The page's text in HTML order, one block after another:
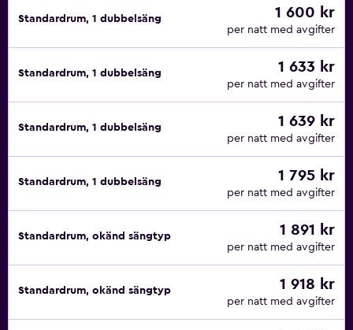
Standardrum, 1 dubbelsäng 1 600 kr
per natt med avgifter
Standardrum, 1 dubbelsäng 1 633 kr
per natt med avgifter
Standardrum, 1 dubbelsäng 1 639 kr
per natt med avgifter
Standardrum, 1 dubbelsäng 1 795 kr
per natt med avgifter
Standardrum, okänd sängtyp 1 891 kr
per natt med avgifter
Standardrum, okänd sängtyp 1 918 kr
per natt med avgifter